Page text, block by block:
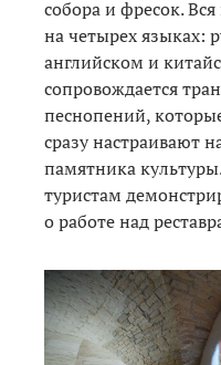
собора и фресок.
на четырех языках:
английском и
сопровождается
песнопений,
сразу настраивают
памятника
туристам
о работе над